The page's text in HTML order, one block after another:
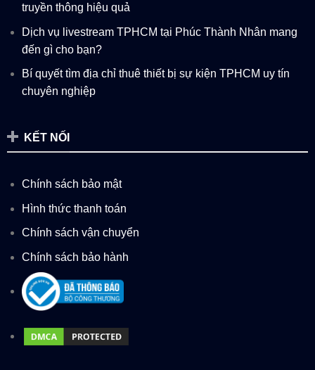
truyền thông hiệu quả
Dịch vụ livestream TPHCM tại Phúc Thành Nhân mang
đến gì cho bạn?
Bí quyết tìm địa chỉ thuê thiết bị sự kiện TPHCM uy tín
chuyên nghiệp
KẾT NỐI
Chính sách bảo mật
Hình thức thanh toán
Chính sách vận chuyển
Chính sách bảo hành